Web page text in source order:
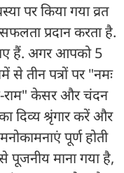
पर किया गया व्रत
प्रदान करता है.
हैं. अगर आपको 5
से तीन पत्रों पर "नमः
राम" केसर और चंदन
दिव्य श्रृंगार करें और
पूर्ण होती
पूजनीय माना गया है,